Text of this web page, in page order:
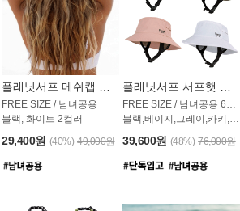
FREE SIZE / 남녀공용
블랙, 화이트 2컬러
29,400원 (40%) 49,000원
블랙,베이지,그레이,카키,핑크,화이트
39,600원 (48%) 76,000원